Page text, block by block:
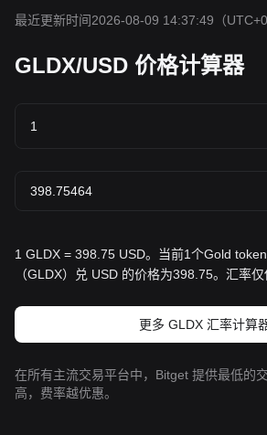
最近更新时间2026-08-09 14:37:49 （UTC+0
GLDX/USD 价格计算器
1 GLDX = 398.75 USD。当前1个Gold
（GLDX）兑 USD 的价格为398.75。汇率仅
更多 GLDX 汇率计算
在所有主流交易平台中，Bitget 提供最低的
高，费率越优惠。